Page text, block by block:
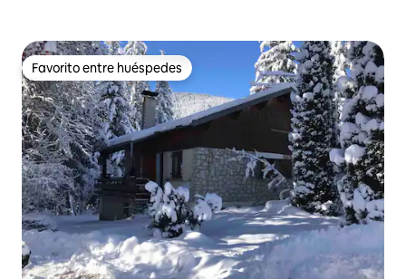
Favorito entre huéspedes
Favorito entre huéspedes